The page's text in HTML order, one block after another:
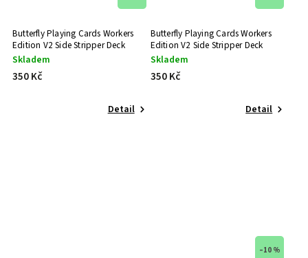
Butterfly Playing Cards Workers
Edition V2 Side Stripper Deck
(Modrá)
Skladem
350 Kč
Detail
Butterfly Playing Cards Workers
Edition V2 Side Stripper Deck
(Červená)
Skladem
350 Kč
Detail
–10 %